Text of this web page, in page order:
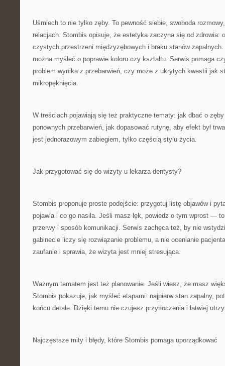
Uśmiech to nie tylko zęby. To pewność siebie, swoboda
relacjach. Stombis opisuje, że estetyka zaczyna się od zdrowia:
czystych przestrzeni międzyzębowych i braku stanów
można myśleć o poprawie koloru czy kształtu. Serwis pomaga
problem wynika z przebarwień, czy może z ukrytych kwestii jak
mikropęknięcia.
W treściach pojawiają się też praktyczne tematy: jak dbać o
ponownych przebarwień, jak dopasować rutynę, aby efekt był
jest jednorazowym zabiegiem, tylko częścią stylu życia.
Jak przygotować się do wizyty u lekarza dentysty?
Stombis proponuje proste podejście: przygotuj listę objawów i
pojawia i co go nasila. Jeśli masz lęk, powiedz o tym wprost —
przerwy i sposób komunikacji. Serwis zachęca też, by nie
gabinecie liczy się rozwiązanie problemu, a nie ocenianie
zaufanie i sprawia, że wizyta jest mniej stresująca.
Ważnym tematem jest też planowanie. Jeśli wiesz, że masz
Stombis pokazuje, jak myśleć etapami: najpierw stan zapalny,
końcu detale. Dzięki temu nie czujesz przytłoczenia i łatwiej
Najczęstsze mity i błędy, które Stombis pomaga uporządkować